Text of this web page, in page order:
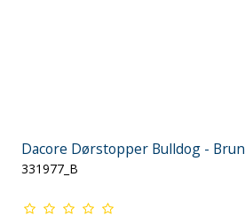
Dacore Dørstopper Bulldog - Brun
331977_B